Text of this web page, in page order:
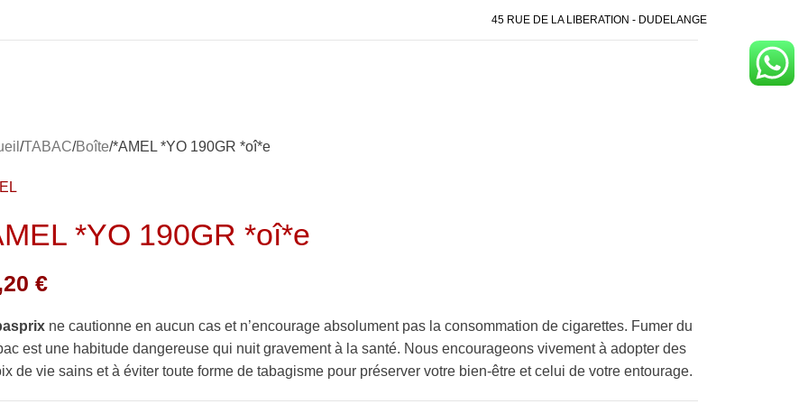
45 RUE DE LA LIBERATION - DUDELANGE
TABAC Boîte *AMEL *YO 190GR *oî*e
*YO 190GR *oî*e
€
ne cautionne en aucun cas et n’encourage absolument pas la consommation de cigarettes. Fumer du
est une habitude dangereuse qui nuit gravement à la santé. Nous encourageons vivement à adopter des
de vie sains et à éviter toute forme de tabagisme pour préserver votre bien-être et celui de votre entourage.